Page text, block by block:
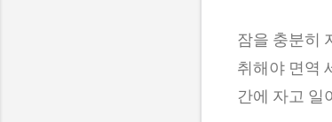
잠을 충분히
취해야 면역
간에 자고 일